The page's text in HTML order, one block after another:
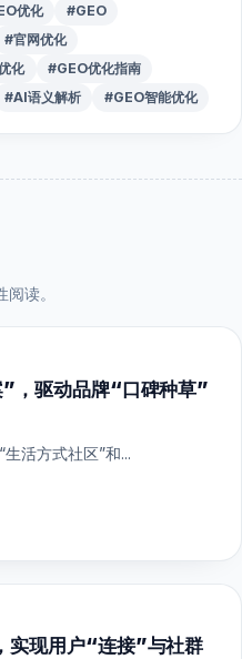
优化
#GEO
#官网优化
化
#GEO优化指南
#AI语义解析 #GEO智能优化
读。
，驱动品牌“口碑种草”
活方式社区”和...
实现用户“连接”与社群